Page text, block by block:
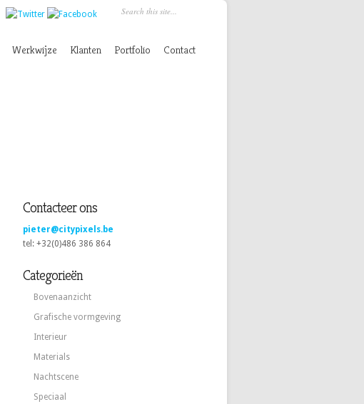
Werkwijze Klanten Portfolio Contact
Contacteer ons
pieter@citypixels.be
tel: +32(0)486 386 864
Categorieën
Bovenaanzicht
Grafische vormgeving
Interieur
Materials
Nachtscene
Speciaal